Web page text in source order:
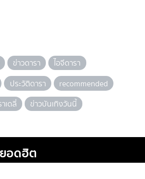
ข่าวดารา
ไอจีดารา
ประวัติดารา
recommended
เดลี่ ข่าวบันเทิงวันนี้
อดฮิต